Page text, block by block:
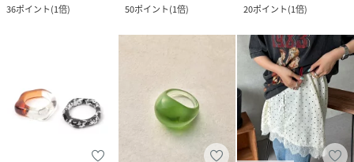
36ポイント(1倍)
50ポイント(1倍)
20ポイント(1倍)